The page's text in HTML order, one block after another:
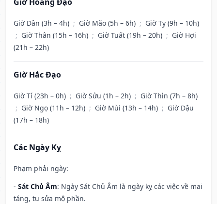
Giờ Dần (3h – 4h) ; Giờ Mão (5h – 6h) ; Giờ Tỵ (9h – 10h)
; Giờ Thân (15h – 16h) ; Giờ Tuất (19h – 20h) ; Giờ Hợi
(21h – 22h)
Giờ Hắc Đạo
Giờ Tí (23h – 0h) ; Giờ Sửu (1h – 2h) ; Giờ Thìn (7h – 8h)
; Giờ Ngọ (11h – 12h) ; Giờ Mùi (13h – 14h) ; Giờ Dậu
(17h – 18h)
Các Ngày Kỵ
Phạm phải ngày:
- Sát Chủ Âm: Ngày Sát Chủ Âm là ngày kỵ các việc về mai
táng, tu sửa mộ phần.